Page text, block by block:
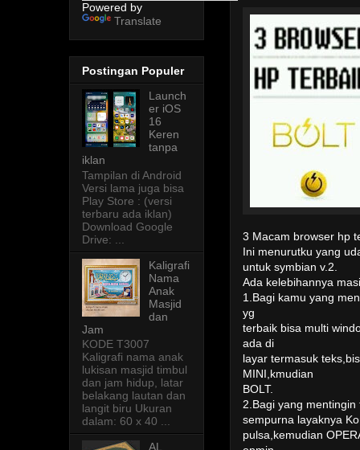
3 Macam browser hp
Ini menurutku yang
untuk symbian v.2.
Ada kelebihannya
1.Bagi kamu yang
yg
terbaik bisa multi
ada di
layar termasuk
MINI,kmudian
BOLT.
2.Bagi yang
sempurna layaknya
pulsa,kemudian
Powered by
Translate
Postingan Populer
Launch
er iOS
16
Keren
tanpa
iklan
Tampilan di Android
Versi lama juga bisa
Play Store : (versi
terbaru ada iklan)
Download Google
Drive: ...
Kaligrafi
Nama
Anak
Masjid
dan
Jam
KODE T3007
Kaligrafi nama anak
lukisan masjid timbul
dan jam hidup, latar
belakang lautan dan
langit biru Ukuran
dalam: 60 x 40 ...
AL